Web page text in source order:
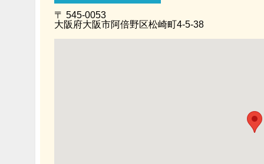
〒 545-0053
大阪府大阪市阿倍野区松崎町4-5-38